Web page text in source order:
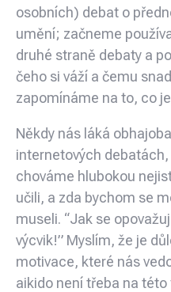
osobních) debat o
umění; začneme
druhé straně debaty a
čeho si váží a čemu
zapomínáme na to, co
Někdy nás láká
internetových
chováme hlubokou
učili, a zda bychom se
museli. “Jak se
výcvik!” Myslím, že je
motivace, které nás
aikido není třeba na